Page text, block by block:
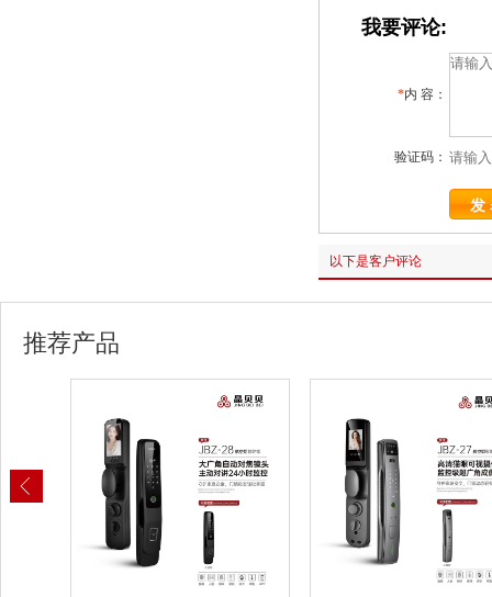
我要评论:
*内 容：
验证码：
以下是客户评论
推荐产品